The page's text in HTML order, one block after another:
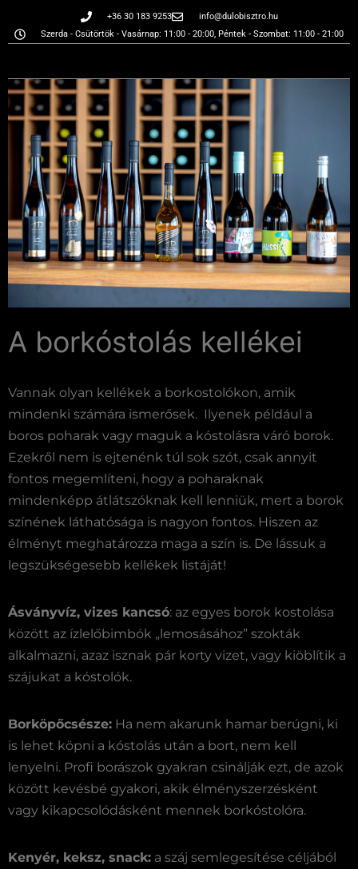
+36 30 183 9253
info@dulobisztro.hu
Szerda - Csütörtök - Vasárnap: 11:00 - 20:00, Péntek - Szombat: 11:00 - 21:00
A borkóstolás kellékei
Vannak olyan kellékek a borkostolókon, amik
mindenki számára ismerősek. Ilyenek például a
boros poharak vagy maguk a kóstolásra váró borok.
Ezekről nem is ejtenénk túl sok szót, csak annyit
fontos megemlíteni, hogy a poharaknak
mindenképp átlátszóknak kell lenniük, mert a borok
színének láthatósága is nagyon fontos. Hiszen az
élményt meghatározza maga a szín is. De lássuk a
legszükségesebb kellékek listáját!
Ásványvíz, vizes kancsó: az egyes borok kostolása
között az ízlelőbimbók „lemosásához” szokták
alkalmazni, azaz isznak pár korty vizet, vagy kiöblítik a
szájukat a kóstolók.
Borköpőcsésze: Ha nem akarunk hamar berúgni, ki
is lehet köpni a kóstolás után a bort, nem kell
lenyelni. Profi borászok gyakran csinálják ezt, de azok
között kevésbé gyakori, akik élményszerzésként
vagy kikapcsolódásként mennek borkóstolóra.
Kenyér, keksz, snack: a száj semlegesítése céljából